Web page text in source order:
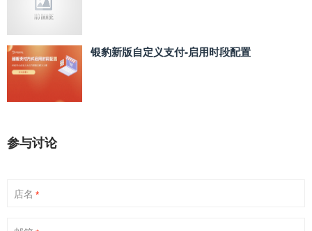
银豹新版自定义支付‑启用时段配置
参与讨论
店名 *